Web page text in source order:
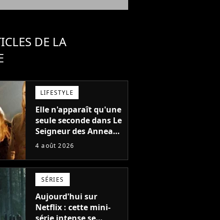
DE LA
LIFESTYLE
Elle n'apparaît qu'une
seule seconde dans Le
Seigneur des Anneaux
: avez-vous reconnu
cinéma dans la saga ?
4 août 2026
SÉRIES
Aujourd'hui sur
Netflix : cette mini-